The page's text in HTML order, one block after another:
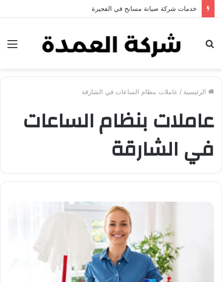
خدمات شركة صيانة مسابح في الفجيرة
الرئيسية / عاملات بنظام الساعات في الشارقة
عاملات بنظام الساعات
في الشارقة